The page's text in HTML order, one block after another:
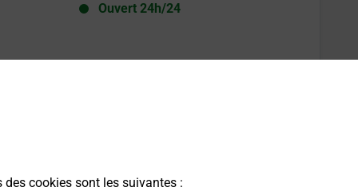
cookies sont les suivantes :
Ouvert 24h/24